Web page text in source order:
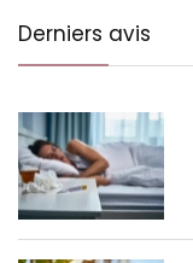
Derniers avis